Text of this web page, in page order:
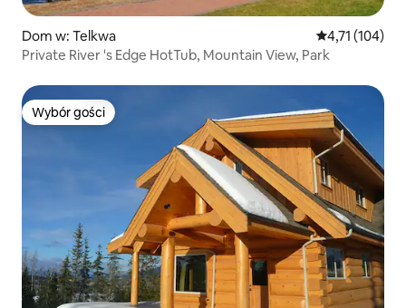
Dom w: Telkwa Średnia
4,71 (104)
Private River 's Edge HotTub, Mountain View, Park
Wybór gości
Wybór gości